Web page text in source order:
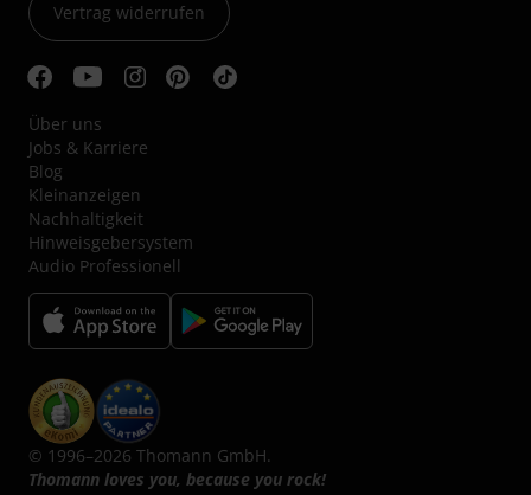
Vertrag widerrufen
Über uns
Jobs & Karriere
Blog
Kleinanzeigen
Nachhaltigkeit
Hinweisgebersystem
Audio Professionell
© 1996–2026 Thomann GmbH.
Thomann loves you, because you rock!